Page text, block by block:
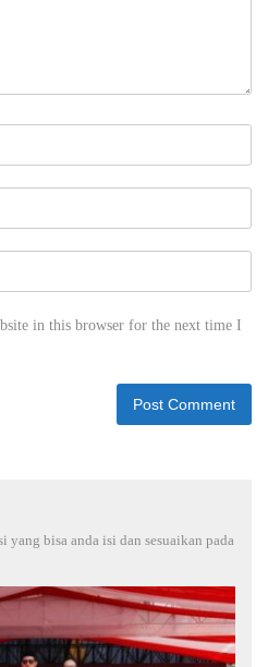
in this browser for the next time I
bisa anda isi dan sesuaikan pada